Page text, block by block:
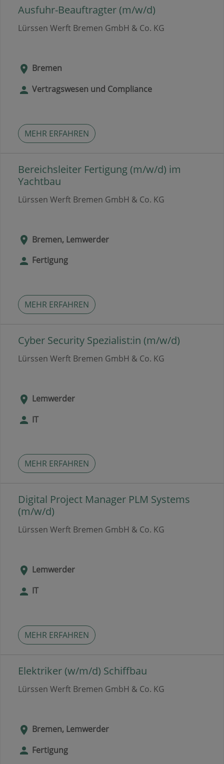
Ausfuhr-Beauftragter (m/w/d)
Lürssen Werft Bremen GmbH & Co. KG
Bremen
Vertragswesen und Compliance
MEHR ERFAHREN
Bereichsleiter Fertigung (m/w/d) im
Yachtbau
Lürssen Werft Bremen GmbH & Co. KG
Bremen, Lemwerder
Fertigung
MEHR ERFAHREN
Cyber Security Spezialist:in (m/w/d)
Lürssen Werft Bremen GmbH & Co. KG
Lemwerder
IT
MEHR ERFAHREN
Digital Project Manager PLM Systems
(m/w/d)
Lürssen Werft Bremen GmbH & Co. KG
Lemwerder
IT
MEHR ERFAHREN
Elektriker (w/m/d) Schiffbau
Lürssen Werft Bremen GmbH & Co. KG
Bremen, Lemwerder
Fertigung